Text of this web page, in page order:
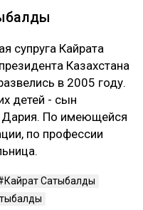
супруга Кайрата
Казахстана
в 2005 году.
детей - сын
Дария. По имеющейся
по профессии
Кайрат Сатыбалды